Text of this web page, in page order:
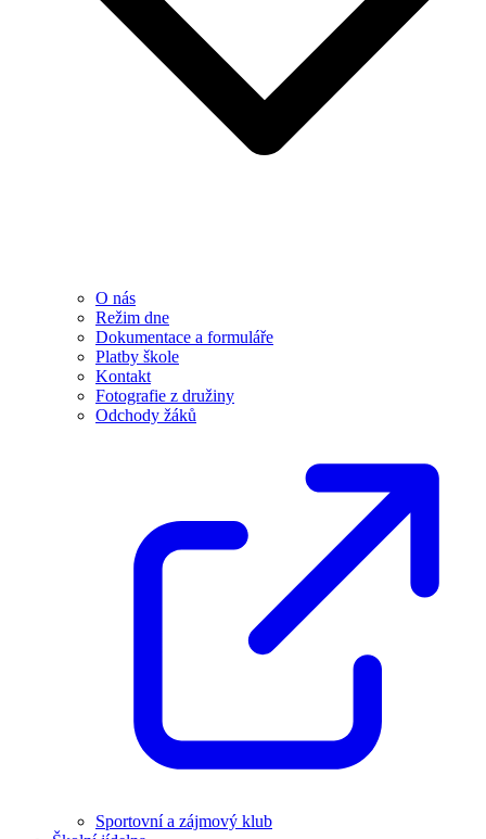
O nás
Režim dne
Dokumentace a formuláře
Platby škole
Kontakt
Fotografie z družiny
Odchody žáků
Sportovní a zájmový klub